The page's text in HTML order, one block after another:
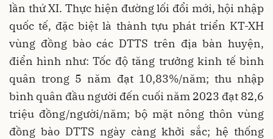
lần thứ XI. Thực hiện đường lối đổi mới, hội nhập
quốc tế, đặc biệt là thành tựu phát triển KT-XH
vùng đồng bào các DTTS trên địa bàn huyện,
điển hình như: Tốc độ tăng trưởng kinh tế bình
quân trong 5 năm đạt 10,83%/năm; thu nhập
bình quân đầu người đến cuối năm 2023 đạt 82,6
triệu đồng/người/năm; bộ mặt nông thôn vùng
đồng bào DTTS ngày càng khởi sắc; hệ thống